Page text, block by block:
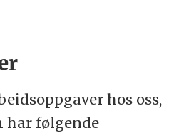
hos oss,
har følgende